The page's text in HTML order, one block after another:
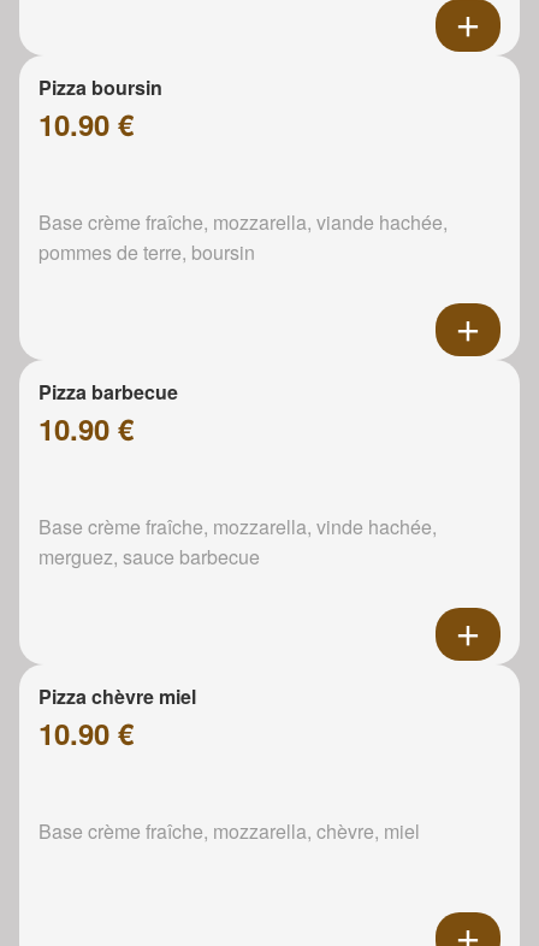
Pizza boursin
10.90 €
Base crème fraîche, mozzarella, viande hachée,
pommes de terre, boursin
Pizza barbecue
10.90 €
Base crème fraîche, mozzarella, vinde hachée,
merguez, sauce barbecue
Pizza chèvre miel
10.90 €
Base crème fraîche, mozzarella, chèvre, miel